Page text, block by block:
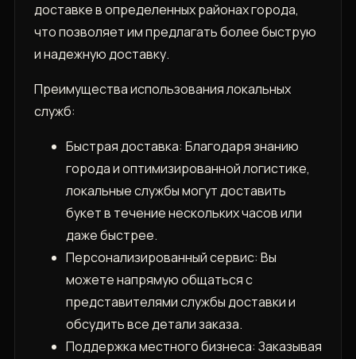
доставке в определенных районах города,
что позволяет им предлагать более быструю
и надежную доставку.
Преимущества использования локальных
служб:
Быстрая доставка: Благодаря знанию
города и оптимизированной логистике,
локальные службы могут доставить
букет в течение нескольких часов или
даже быстрее.
Персонализированный сервис: Вы
можете напрямую общаться с
представителями службы доставки и
обсудить все детали заказа.
Поддержка местного бизнеса: Заказывая